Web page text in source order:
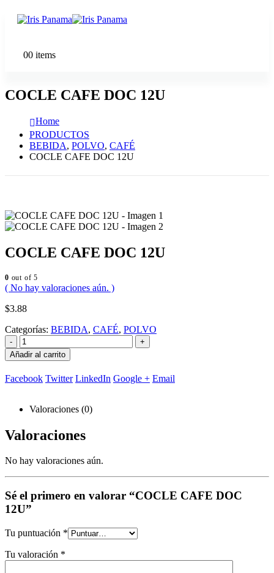
00 items
COCLE CAFE DOC 12U
Home
PRODUCTOS
BEBIDA, POLVO, CAFÉ
COCLE CAFE DOC 12U
COCLE CAFE DOC 12U
0 out of 5
( No hay valoraciones aún. )
$3.88
Categorías: BEBIDA, CAFÉ, POLVO
-
+
Añadir al carrito
Facebook Twitter LinkedIn Google + Email
Valoraciones (0)
Valoraciones
No hay valoraciones aún.
Sé el primero en valorar “COCLE CAFE DOC
12U”
Tu puntuación *
Tu valoración *